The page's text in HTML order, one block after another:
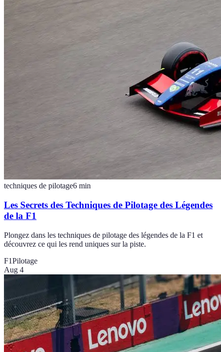
techniques de pilotage6 min
Les Secrets des Techniques de Pilotage des Légendes
de la F1
Plongez dans les techniques de pilotage des légendes de la F1 et
découvrez ce qui les rend uniques sur la piste.
F1Pilotage
Aug 4